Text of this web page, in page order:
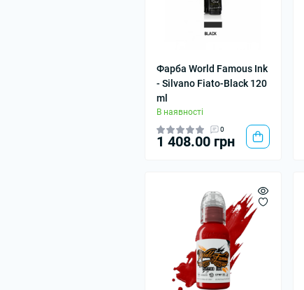
Фарба World Famous Ink
- Silvano Fiato-Black 120
ml
В наявності
0
1 408.00 грн